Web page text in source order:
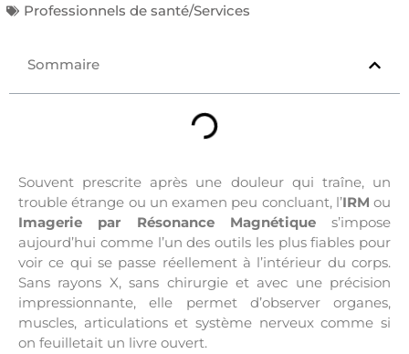
Professionnels de santé/Services
Sommaire
Souvent prescrite après une douleur qui traîne, un
trouble étrange ou un examen peu concluant, l’IRM ou
Imagerie par Résonance Magnétiques’impose
aujourd’hui comme l’un des outils les plus fiables pour
voir ce qui se passe réellement à l’intérieur du corps.
Sans rayons X, sans chirurgie et avec une précision
impressionnante, elle permet d’observer organes,
muscles, articulations et système nerveux comme si
on feuilletait un livre ouvert.